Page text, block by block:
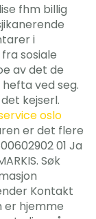
fhm billig
i
sosiale
av det de
ved seg.
kejserl.
oslo
er det flere
01 Ja
Søk
Kontakt
er hjemme